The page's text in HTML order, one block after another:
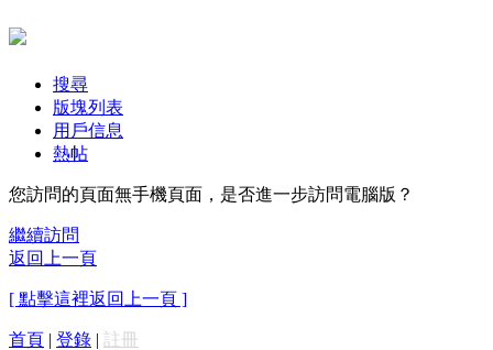
搜尋
版塊列表
用戶信息
熱帖
您訪問的頁面無手機頁面，是否進一步訪問電腦版？
繼續訪問
返回上一頁
[ 點擊這裡返回上一頁 ]
首頁 | 登錄 | 註冊